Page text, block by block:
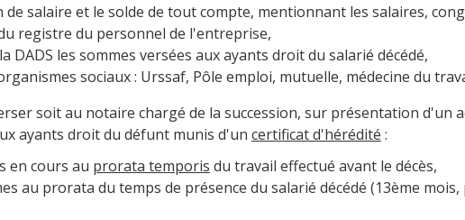
salaire et le solde de tout compte, mentionnant les salaires,
registre du personnel de l'entreprise,
DADS les sommes versées aux ayants droit du salarié décédé,
sociaux : Urssaf, Pôle emploi, mutuelle, médecine du
soit au notaire chargé de la succession, sur présentation d'un
ayants droit du défunt munis d'un certificat d'hérédité :
en cours au prorata temporis du travail effectué avant le décès,
au prorata du temps de présence du salarié décédé (13ème